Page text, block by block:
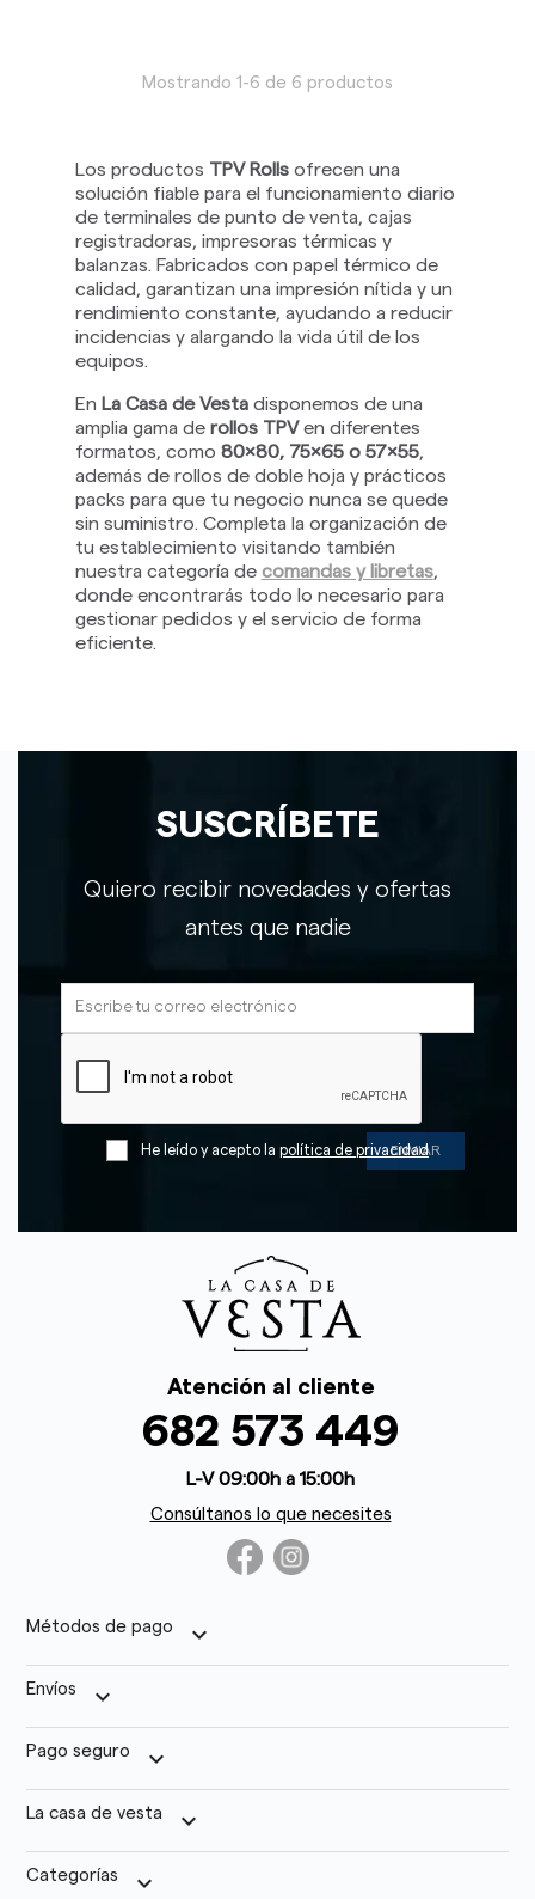
Mostrando 1-6 de 6 productos
Los productos TPV Rollsofrecen una
solución fiable para el funcionamiento diario
de terminales de punto de venta, cajas
registradoras, impresoras térmicas y
balanzas. Fabricados con papel térmico de
calidad, garantizan una impresión nítida y un
rendimiento constante, ayudando a reducir
incidencias y alargando la vida útil de los
equipos.
En La Casa de Vestadisponemos de una
amplia gama de rollos TPVen diferentes
formatos, como 80x80, 75x65 o 57x55,
además de rollos de doble hoja y prácticos
packs para que tu negocio nunca se quede
sin suministro. Completa la organización de
tu establecimiento visitando también
nuestra categoría de comandas y libretas,
donde encontrarás todo lo necesario para
gestionar pedidos y el servicio de forma
eficiente.
SUSCRÍBETE
Quiero recibir novedades y ofertas
antes que nadie
He leído y acepto la política de privacidad
Atención al cliente
682 573 449
L-V 09:00h a 15:00h
Consúltanos lo que necesites
Métodos de pago keyboard_arrow_down
Envíos keyboard_arrow_down
Pago seguro keyboard_arrow_down
La casa de vesta keyboard_arrow_down
Categorías keyboard_arrow_down